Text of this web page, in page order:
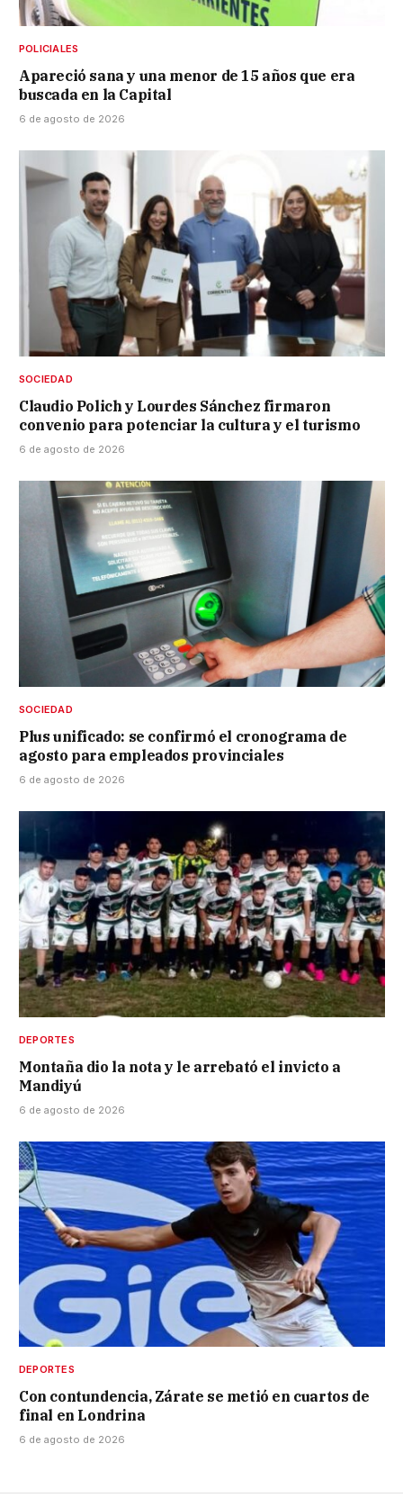
POLICIALES
Apareció sana y una menor de 15 años que era
buscada en la Capital
6 de agosto de 2026
SOCIEDAD
Claudio Polich y Lourdes Sánchez firmaron
convenio para potenciar la cultura y el turismo
6 de agosto de 2026
SOCIEDAD
Plus unificado: se confirmó el cronograma de
agosto para empleados provinciales
6 de agosto de 2026
DEPORTES
Montaña dio la nota y le arrebató el invicto a
Mandiyú
6 de agosto de 2026
DEPORTES
Con contundencia, Zárate se metió en cuartos de
final en Londrina
6 de agosto de 2026